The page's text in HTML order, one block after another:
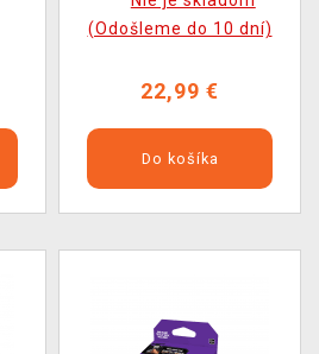
(16 kariet)
(Odošleme do 10 dní)
22,99 €
Do košíka